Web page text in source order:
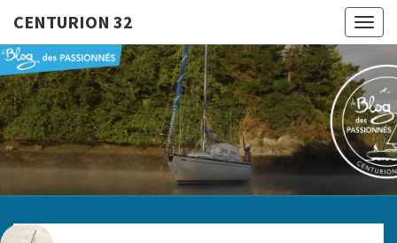
CENTURION 32
32
Le Blog
Des
Passionnés